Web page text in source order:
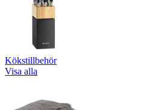
Kökstillbehör
Visa alla